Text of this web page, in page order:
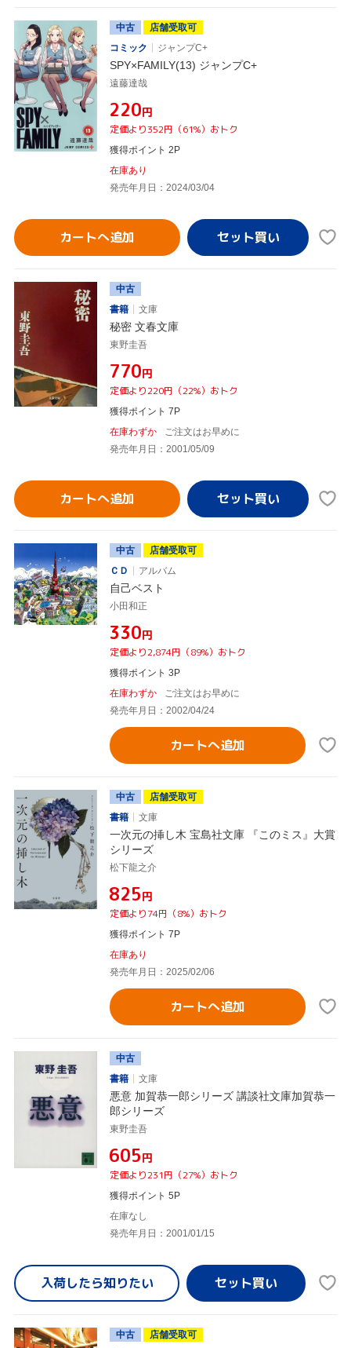
中古
店舗受取可
コミック
ジャンプC+
SPY×FAMILY(13) ジャンプC+
遠藤達哉
¥220円
定価より352円（61%）おトク
獲得ポイント 2P
在庫あり
発売年月日：2024/03/04
カートへ追加
中古
書籍
文庫
秘密 文春文庫
東野圭吾
¥770円
定価より220円（22%）おトク
獲得ポイント 7P
在庫わずか
ご注文はお早めに
発売年月日：2001/05/09
カートへ追加
中古
店舗受取可
ＣＤ
アルバム
自己ベスト
小田和正
¥330円
定価より2,874円（89%）おトク
獲得ポイント 3P
在庫わずか
ご注文はお早めに
発売年月日：2002/04/24
カートへ追加
中古
店舗受取可
書籍
文庫
一次元の挿し木 宝島社文庫 『このミス』大賞
シリーズ
松下龍之介
¥825円
定価より74円（8%）おトク
獲得ポイント 7P
在庫あり
発売年月日：2025/02/06
カートへ追加
中古
書籍
文庫
悪意 加賀恭一郎シリーズ 講談社文庫加賀恭一
郎シリーズ
東野圭吾
¥605円
定価より231円（27%）おトク
獲得ポイント 5P
在庫なし
発売年月日：2001/01/15
入荷したら知りたい
中古
店舗受取可